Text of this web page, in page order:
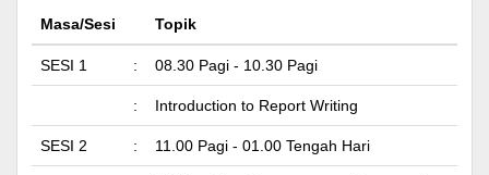
Masa/Sesi Topik
SESI 1 : 08.30 Pagi - 10.30 Pagi
: Introduction to Report Writing
SESI 2 : 11.00 Pagi - 01.00 Tengah Hari